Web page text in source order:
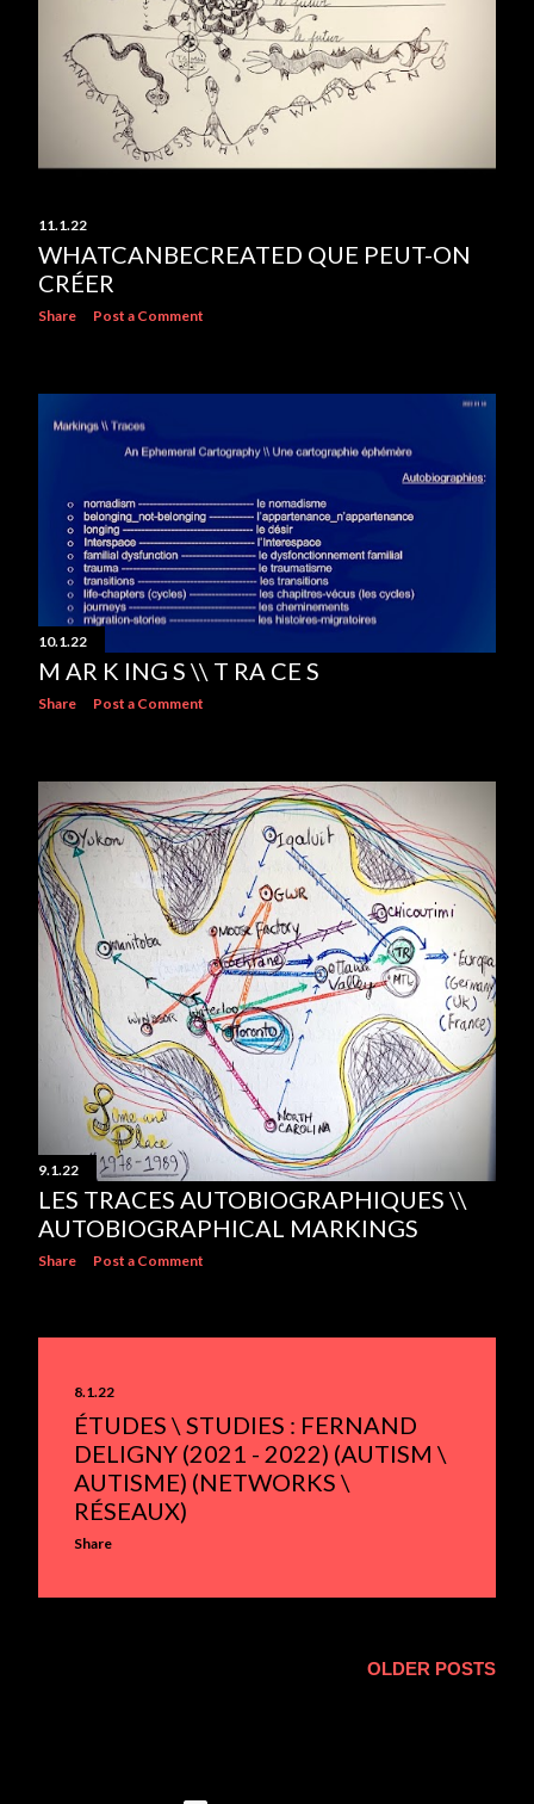
11.1.22
WHATCANBECREATED QUE PEUT-ON
CRÉER
Share Post a Comment
10.1.22
M AR K ING S \\ T RA CE S
Share Post a Comment
9.1.22
LES TRACES AUTOBIOGRAPHIQUES \\
AUTOBIOGRAPHICAL MARKINGS
Share Post a Comment
8.1.22
ÉTUDES \ STUDIES : FERNAND
DELIGNY (2021 - 2022) (AUTISM \
AUTISME) (NETWORKS \
RÉSEAUX)
Share
OLDER POSTS